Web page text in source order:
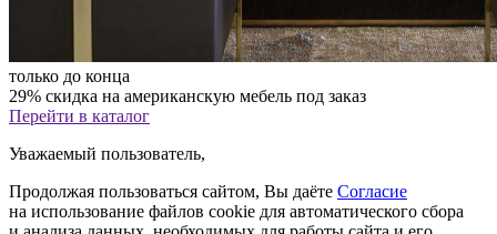
только до конца
29% скидка на американскую мебель под заказ
Перейти в каталог
Уважаемый пользователь,
Продолжая пользоваться сайтом, Вы даёте Согласие
на использование файлов cookie для автоматического сбора